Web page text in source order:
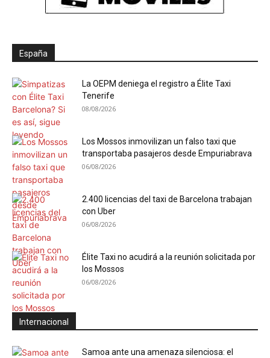
España
La OEPM deniega el registro a Élite Taxi
Tenerife
08/08/2026
Los Mossos inmovilizan un falso taxi que
transportaba pasajeros desde Empuriabrava
06/08/2026
2.400 licencias del taxi de Barcelona trabajan
con Uber
06/08/2026
Élite Taxi no acudirá a la reunión solicitada por
los Mossos
06/08/2026
Internacional
Samoa ante una amenaza silenciosa: el